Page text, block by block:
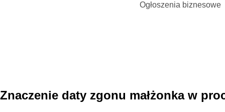
Ogłoszenia biznesowe
Znaczenie daty zgonu małżonka w